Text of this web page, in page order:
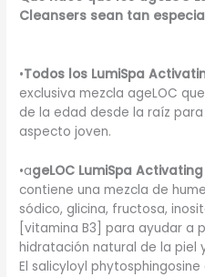
Cleansers sean tan
•Todos los LumiSpa
exclusiva mezcla ageLOC
de la edad desde la raíz
aspecto joven.
•ageLOC LumiSpa
contiene una mezcla de
sódico, glicina, fructosa,
[vitamina B3] para ayudar a
hidratación natural de la piel
El salicyloyl